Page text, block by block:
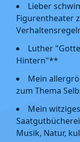
Lieber
Figurentheater
Luther
Hintern"**
Mein
zum Thema
Mein
Musik, Natur,